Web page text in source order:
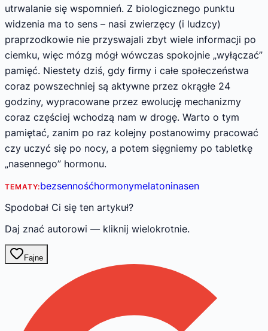
utrwalanie się wspomnień. Z biologicznego punktu
widzenia ma to sens – nasi zwierzęcy (i ludzcy)
praprzodkowie nie przyswajali zbyt wiele informacji po
ciemku, więc mózg mógł wówczas spokojnie „wyłączać”
pamięć. Niestety dziś, gdy firmy i całe społeczeństwa
coraz powszechniej są aktywne przez okrągłe 24
godziny, wypracowane przez ewolucję mechanizmy
coraz częściej wchodzą nam w drogę. Warto o tym
pamiętać, zanim po raz kolejny postanowimy pracować
czy uczyć się po nocy, a potem sięgniemy po tabletkę
„nasennego” hormonu.
TEMATY:bezsennośćhormonymelatoninasen
Spodobał Ci się ten artykuł?
Daj znać autorowi — kliknij wielokrotnie.
Fajne